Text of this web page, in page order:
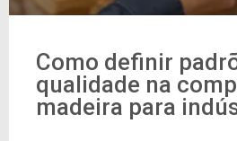
Como definir
qualidade na
madeira para